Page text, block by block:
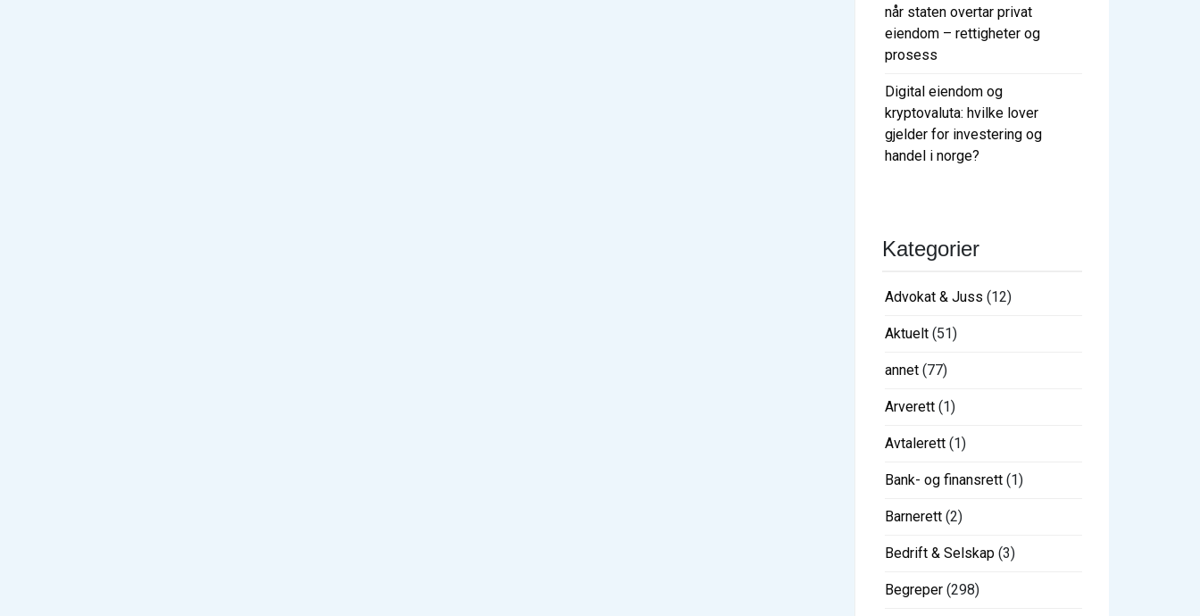
når staten overtar privat
eiendom – rettigheter og
prosess
Digital eiendom og
kryptovaluta: hvilke lover
gjelder for investering og
handel i norge?
Kategorier
Advokat & Juss (12)
Aktuelt (51)
annet (77)
Arverett (1)
Avtalerett (1)
Bank- og finansrett (1)
Barnerett (2)
Bedrift & Selskap (3)
Begreper (298)